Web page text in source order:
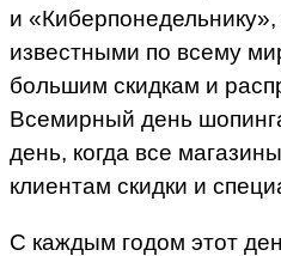
и
известными по всему
большим скидкам и
Всемирный день
день, когда все
клиентам скидки и
С каждым годом этот